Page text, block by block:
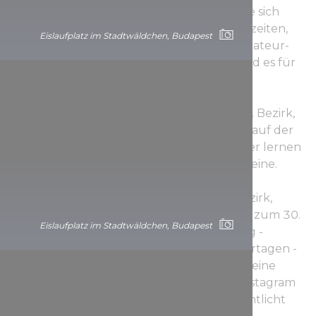
Eislaufplatz im Stadtwäldchen, Budapest
Eislaufplatz im Stadtwäldchen, Budapest
in der Homoktövis Straße 1. Informieren Sie sich
vorher auf der Website über die Öffnungszeiten,
denn es gibt bestimmte Zeitfenster für Amateur-
Eisläufer*innen und in der übrigen Zeit wird es für
Die Eisbahn in Kőbánya befindet sich im 10. Bezirk,
in der Ihász Straße 24. Informieren Sie sich auf der
Website über die Öffnungszeiten, denn hier lernen
und trainieren auch Kindergärten und Vereine.
Die Adresse der Eishalle Mátyásföld: 16. Bezirk,
Újszász Straße 47/G. Vom 1. September bis zum 30.
April können hier Amateure jeden Sonntag -
gelegentlich auch an Samstagen und Feiertagen -
Schlittschuh laufen und häufig wird auch eine
Eisdisco veranstaltet. Auf Facebook und Instagram
werden die aktuellen Programme veröffentlicht